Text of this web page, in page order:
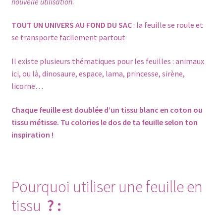
TOUT UN UNIVERS AU FOND DU SAC: la feuille se roule et
se transporte facilement partout
Il existe plusieurs thématiques pour les feuilles : animaux
ici, ou là, dinosaure, espace, lama, princesse, sirène,
licorne…
Chaque feuille est doublée d’un tissu blanc en coton ou
tissu métisse. Tu colories le dos de ta feuille selon ton
inspiration !
Pourquoi utiliser une feuille en
tissu ? :